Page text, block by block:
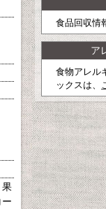
果
食品回収情
ア
食物アレル
ックスは、